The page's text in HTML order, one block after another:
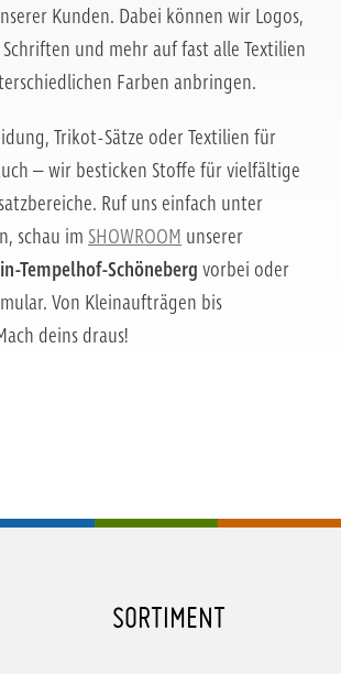
Kunden. Dabei können wir Logos,
und mehr auf fast alle Textilien
Farben anbringen.
Trikot-Sätze oder Textilien für
– wir besticken Stoffe für vielfältige
Ruf uns einfach unter
schau im SHOWROOM unserer
Tempelhof-Schöneberg vorbei oder
Von Kleinaufträgen bis
deins draus!
SORTIMENT